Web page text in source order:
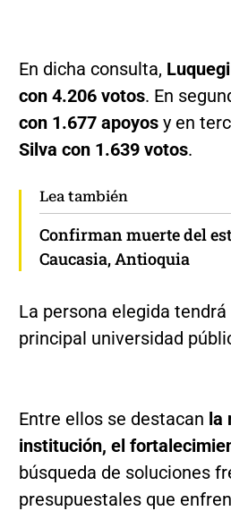
En dicha consulta,
con 4.206 votos. En
con 1.677 apoyos y en
Silva con 1.639 votos.
Lea también
Confirman muerte del
Caucasia, Antioquia
La persona elegida
principal universidad
Entre ellos se destacan la
institución, el
búsqueda de soluciones
presupuestales que